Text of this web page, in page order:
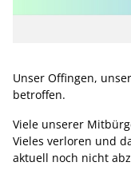
Unser Offingen,
betroffen.
Viele unserer
Vieles verloren und
aktuell noch nicht